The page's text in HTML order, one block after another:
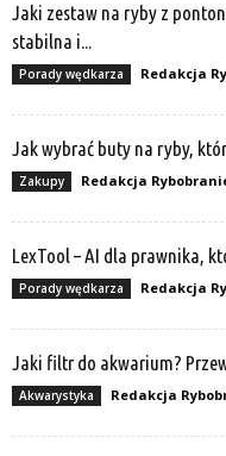
Jaki zestaw na ryby z
stabilna i...
Porady wędkarza Redakcja
Jak wybrać buty na ryby,
Zakupy Redakcja
LexTool – AI dla prawnika,
Porady wędkarza Redakcja
Jaki filtr do akwarium?
Akwarystyka Redakcja